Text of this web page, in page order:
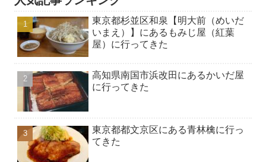
東京都杉並区和泉【明大前（めいだ
いまえ）】にあるもみじ屋（紅葉
屋）に行ってきた
高知県南国市浜改田にあるかいだ屋
に行ってきた
東京都都文京区にある青林檎に行っ
てきた